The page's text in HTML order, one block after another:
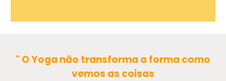
" O Yoga não transforma a forma como
vemos as coisas